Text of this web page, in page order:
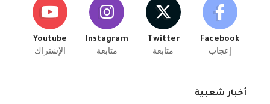
Facebook
إعجاب
Twitter
متابعة
Instagram
متابعة
Youtube
الإشتراك
أخبار شعبية